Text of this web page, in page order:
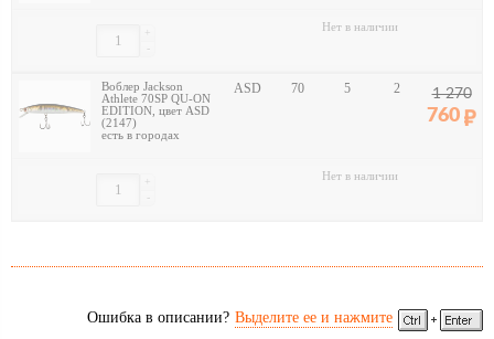
-
+ Нет в наличии
Воблер Jackson
Athlete 70SP QU-ON
EDITION, цвет ASD
(2147)
есть в городах
ASD 70 5 2 1 270
760
-
+ Нет в наличии
Ошибка в описании? Выделите ее и нажмите